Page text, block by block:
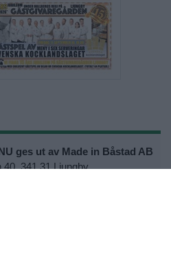
ges ut av Made in Båstad AB
341 31 Ljungby